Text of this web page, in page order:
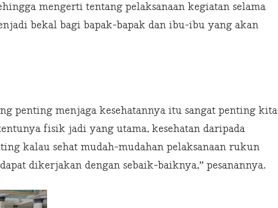
mengerti tentang pelaksanaan kegiatan selama
bekal bagi bapak-bapak dan ibu-ibu yang akan
penting menjaga kesehatannya itu sangat penting kita
fisik jadi yang utama, kesehatan daripada
kalau sehat mudah-mudahan pelaksanaan rukun
dikerjakan dengan sebaik-baiknya,” pesanannya.